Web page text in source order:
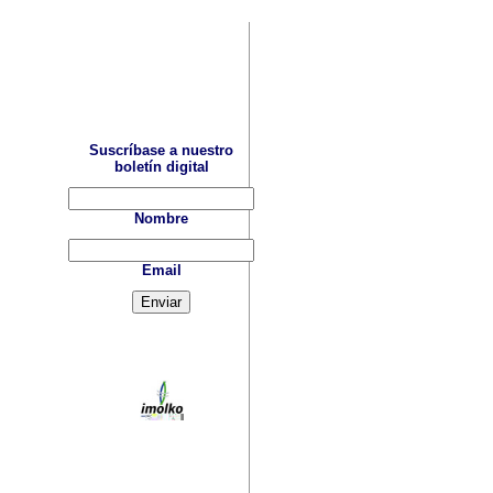
Suscríbase a nuestro
boletín digital
Nombre
Email